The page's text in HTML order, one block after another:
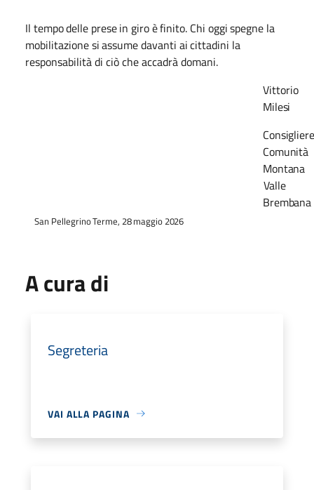
Il tempodelle presein giroèfinito. Chi oggispegne la
mobilitazionesiassumedavanti aicittadini la
responsabilità di ciò che accadrà domani.
Vittorio
Milesi
Consigliere
Comunità
Montana
Valle
Brembana
San PellegrinoTerme, 28maggio 2026
A cura di
Segreteria
VAI ALLA PAGINA